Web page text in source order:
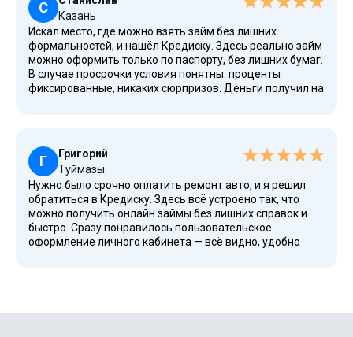
доступно и без сложных требований к заёмщику.
С
Казань
Искал место, где можно взять займ без лишних
формальностей, и нашёл Кредиску. Здесь реально займ
можно оформить только по паспорту, без лишних бумаг.
В случае просрочки условия понятны: проценты
фиксированные, никаких сюрпризов. Деньги получил на
оформить займ на карту прямо с телефона и получить
всё бесплатно при первом обращении.
Г
Григорий
Туймазы
Нужно было срочно оплатить ремонт авто, и я решил
обратиться в Кредиску. Здесь всё устроено так, что
можно получить онлайн займы без лишних справок и
быстро. Сразу понравилось пользовательское
оформление личного кабинета — всё видно, удобно
честные условия и помогает избежать проблем с